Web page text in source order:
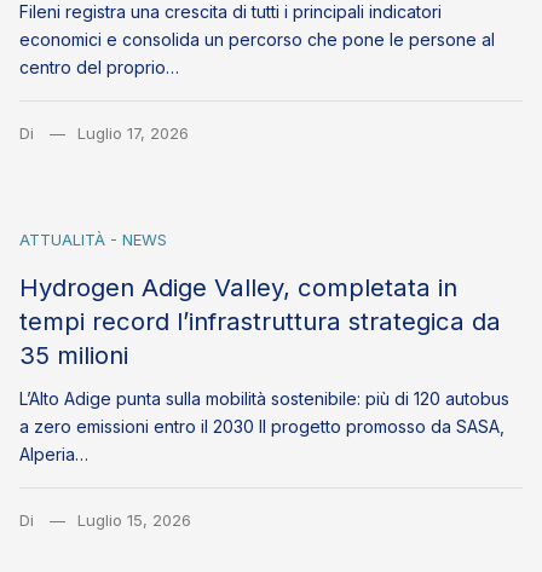
Fileni registra una crescita di tutti i principali indicatori
economici e consolida un percorso che pone le persone al
centro del proprio…
Di Luglio 17, 2026
ATTUALITÀ - NEWS
Hydrogen Adige Valley, completata in
tempi record l’infrastruttura strategica da
35 milioni
L’Alto Adige punta sulla mobilità sostenibile: più di 120 autobus
a zero emissioni entro il 2030 Il progetto promosso da SASA,
Alperia…
Di Luglio 15, 2026